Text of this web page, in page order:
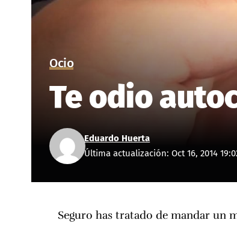
Ocio
Te odio
Última actualización: Oct 16, 2014
Eduardo Huerta
Seguro has tratado de mandar un